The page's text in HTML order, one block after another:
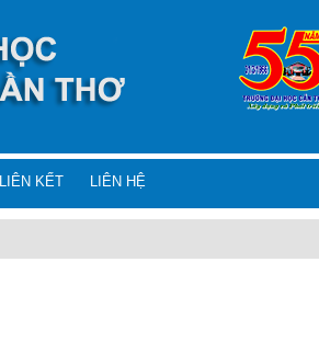
LIÊN KẾT LIÊN HỆ